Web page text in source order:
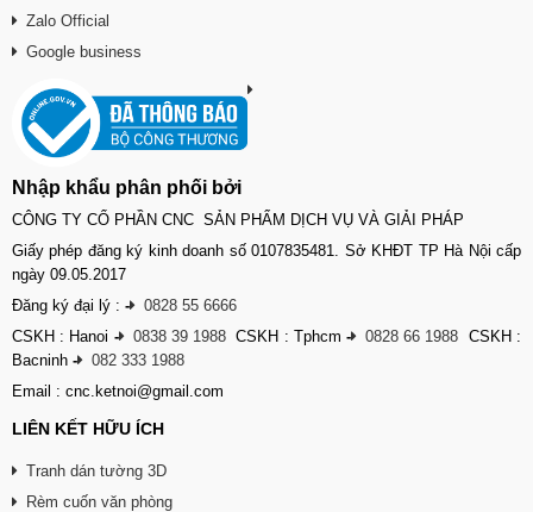
Zalo Official
Google business
Nhập khẩu phân phối bởi
CÔNG TY CỔ PHẦN CNC SẢN PHẨM DỊCH VỤ VÀ GIẢI PHÁP
Giấy phép đăng ký kinh doanh số 0107835481. Sở KHĐT TP Hà Nội cấp
ngày 09.05.2017
Đăng ký đại lý : -
0828 55 6666
CSKH : Hanoi - 0838 39 1988 CSKH : Tphcm- 0828 66 1988 CSKH :
Bacninh -
082 333 1988
Email : cnc.ketnoi@gmail.com
LIÊN KẾT HỮU ÍCH
Tranh dán tường 3D
Rèm cuốn văn phòng